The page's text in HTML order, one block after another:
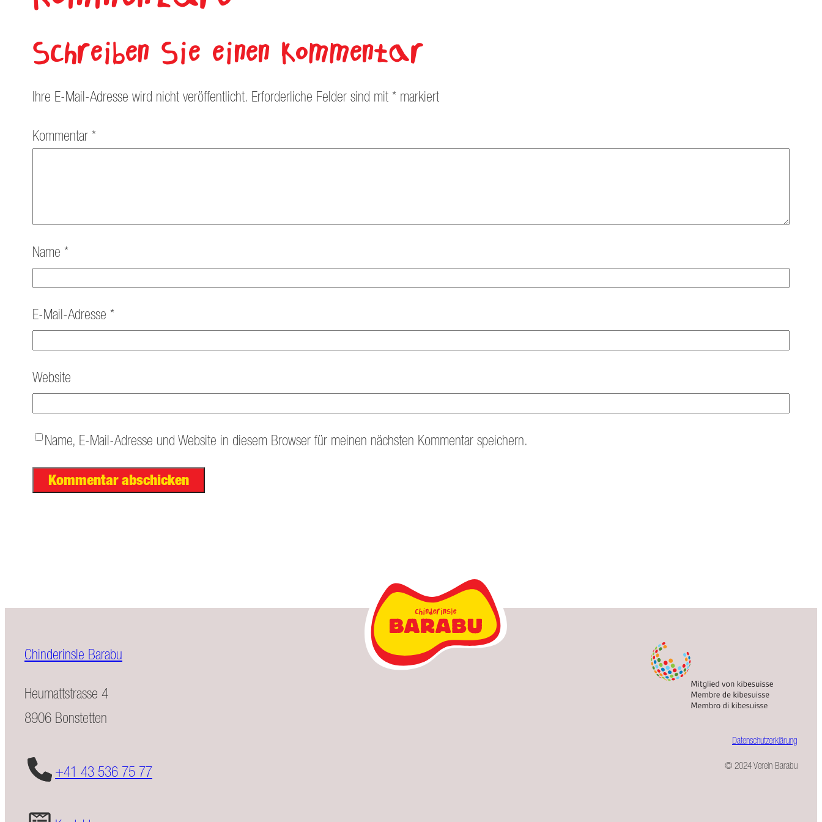
Schreiben Sie einen Kommentar
Ihre E-Mail-Adresse wird nicht veröffentlicht. Erforderliche Felder sind mit * markiert
Kommentar *
Name *
E-Mail-Adresse *
Website
Name, E-Mail-Adresse und Website in diesem Browser für meinen nächsten Kommentar speichern.
Chinderinsle Barabu
Heumattstrasse 4
8906 Bonstetten
+41 43 536 75 77
Datenschutzerklärung
© 2024 Verein Barabu